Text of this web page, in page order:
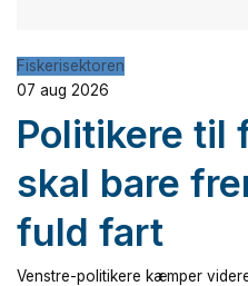
Fiskerisektoren
07 aug 2026
Politikere til
skal bare
fuld fart
Venstre-politikere kæmper